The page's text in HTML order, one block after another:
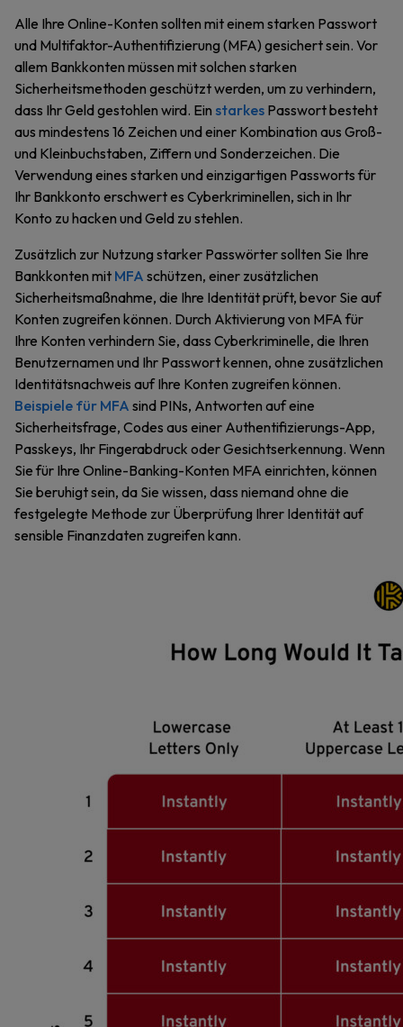
Alle Ihre Online-Konten sollten mit einem starken Passwort
und Multifaktor-Authentifizierung (MFA) gesichert sein. Vor
allem Bankkonten müssen mit solchen starken
Sicherheitsmethoden geschützt werden, um zu verhindern,
dass Ihr Geld gestohlen wird. Ein starkes Passwort besteht
aus mindestens 16 Zeichen und einer Kombination aus Groß-
und Kleinbuchstaben, Ziffern und Sonderzeichen. Die
Verwendung eines starken und einzigartigen Passworts für
Ihr Bankkonto erschwert es Cyberkriminellen, sich in Ihr
Konto zu hacken und Geld zu stehlen.
Zusätzlich zur Nutzung starker Passwörter sollten Sie Ihre
Bankkonten mit MFA schützen, einer zusätzlichen
Sicherheitsmaßnahme, die Ihre Identität prüft, bevor Sie auf
Konten zugreifen können. Durch Aktivierung von MFA für
Ihre Konten verhindern Sie, dass Cyberkriminelle, die Ihren
Benutzernamen und Ihr Passwort kennen, ohne zusätzlichen
Identitätsnachweis auf Ihre Konten zugreifen können.
Beispiele für MFA sind PINs, Antworten auf eine
Sicherheitsfrage, Codes aus einer Authentifizierungs-App,
Passkeys, Ihr Fingerabdruck oder Gesichtserkennung. Wenn
Sie für Ihre Online-Banking-Konten MFA einrichten, können
Sie beruhigt sein, da Sie wissen, dass niemand ohne die
festgelegte Methode zur Überprüfung Ihrer Identität auf
sensible Finanzdaten zugreifen kann.